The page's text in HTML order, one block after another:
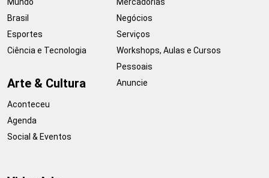
Brasil
Esportes
Ciência e Tecnologia
Arte & Cultura
Aconteceu
Agenda
Social & Eventos
Negócios
Serviços
Workshops, Aulas e Cursos
Pessoais
Anuncie